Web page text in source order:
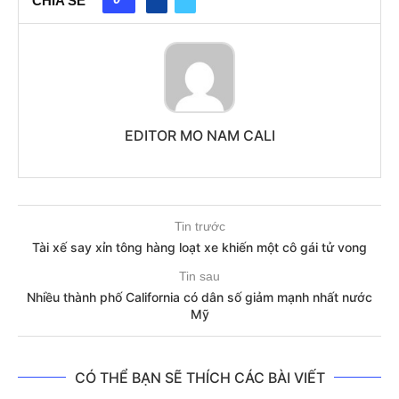
EDITOR MO NAM CALI
Tin trước
Tài xế say xỉn tông hàng loạt xe khiến một cô gái tử vong
Tin sau
Nhiều thành phố California có dân số giảm mạnh nhất nước
Mỹ
CÓ THỂ BẠN SẼ THÍCH CÁC BÀI VIẾT